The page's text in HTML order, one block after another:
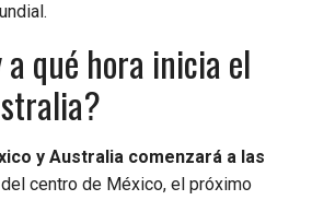
a qué hora inicia el
y Australia comenzará a las
centro de México, el próximo